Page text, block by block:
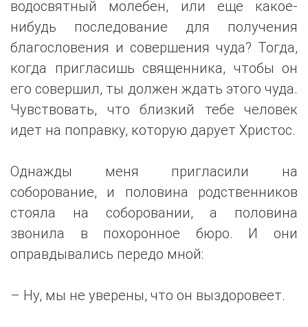
водосвятный молебен, или еще какое-
нибудь последование для получения
благословения и совершения чуда? Тогда,
когда пригласишь священника, чтобы он
его совершил, ты должен ждать этого чуда.
Чувствовать, что близкий тебе человек
идет на поправку, которую дарует Христос.
Однажды меня пригласили на
соборование, и половина родственников
стояла на соборовании, а половина
звонила в похоронное бюро. И они
оправдывались передо мной:
– Ну, мы не уверены, что он выздоровеет.